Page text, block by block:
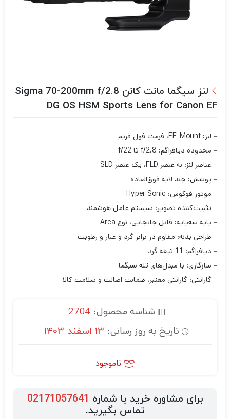
لنز سیگما مانت کانن Sigma 70-200mm f/2.8
DG OS HSM Sports Lens for Canon EF
– لنز: EF-Mount، فرمت فول فریم
– محدوده دیافراگم: f/2.8 تا f/22
– عناصر لنز: نه عنصر FLD، یک عنصر SLD
– پوشش: چند لایه فوق‌العاده
– موتور فوکوس: Hyper Sonic
– تثبیت‌کننده تصویر: سیستم عامل هوشمند
– پایه سه‌پایه: قابل جابجایی، نوع Arca
– طراحی بدنه: مقاوم در برابر گرد و غبار و رطوبت
– دیافراگم: 11 تیغه گرد
– سازگاری: با مبدل‌های تله سیگما
– گارانتی: گارانتی معتبر، ضمانت اصالت و سلامت کالا
شناسه محصول: 2704
تاریخ به روز رسانی: 13 اسفند 1403
ناموجود
برای مشاوره خرید با شماره 02171057641
تماس بگیرید.